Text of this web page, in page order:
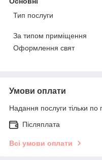
Тип послуги
За типом приміщення
Оформлення свят
Умови оплати
Надання послуги тільки по
Післяплата
Всі умови оплати